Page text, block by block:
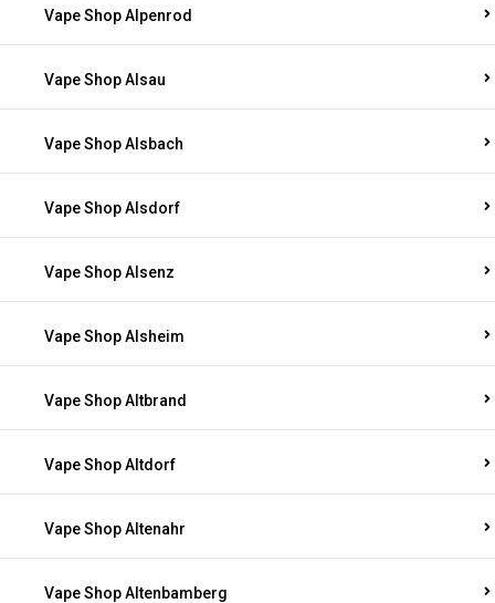
Vape Shop Alpenrod
Vape Shop Alsau
Vape Shop Alsbach
Vape Shop Alsdorf
Vape Shop Alsenz
Vape Shop Alsheim
Vape Shop Altbrand
Vape Shop Altdorf
Vape Shop Altenahr
Vape Shop Altenbamberg